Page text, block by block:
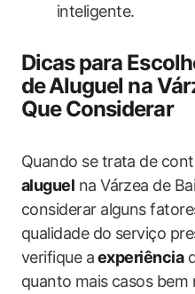
inteligente.
Dicas para
‌de⁢ Aluguel na
Que Considerar
Quando ‍se trata de
aluguel na Várzea de
considerar alguns
qualidade do serviço
verifique​ a⁤experiência
quanto ⁤mais casos bem